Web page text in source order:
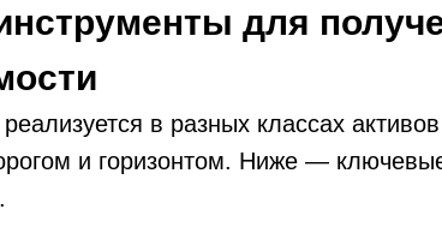
для
реализуется в разных классах
и горизонтом. Ниже —